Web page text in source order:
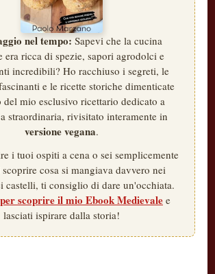
nel tempo: Sapevi che la cucina
era ricca di spezie, sapori agrodolci e
incredibili? Ho racchiuso i segreti, le
e le ricette storiche dimenticate
mio esclusivo ricettario dedicato a
straordinaria, rivisitato interamente in
versione vegana.
i tuoi ospiti a cena o sei semplicemente
cosa si mangiava davvero nei
castelli, ti consiglio di dare un'occhiata.
scoprire il mio Ebook Medievale e
lasciati ispirare dalla storia!